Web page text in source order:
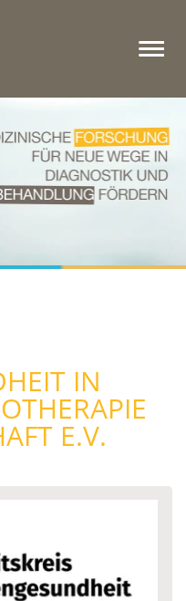
IN
E.V.